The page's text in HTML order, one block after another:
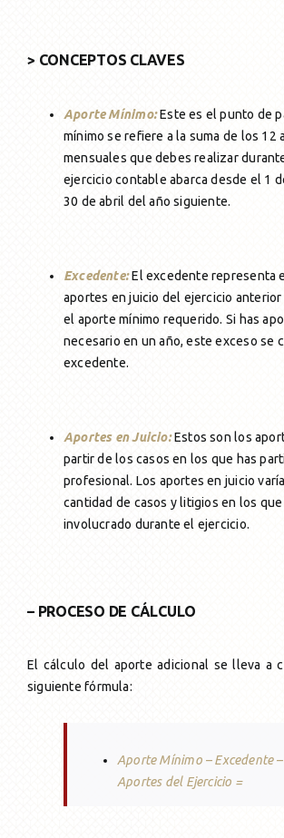
> CONCEPTOS CLAVES
Aporte Mínimo:Este es el punto de
mínimo se refiere a la suma de los 12
mensuales que debes realizar
ejercicio contable abarca desde el 1
30 de abril del año siguiente.
Excedente:El excedente representa
aportes en juicio del ejercicio
el aporte mínimo requerido. Si has
necesario en un año, este exceso se
excedente.
Aportes en Juicio:Estos son los
partir de los casos en los que has
profesional. Los aportes en juicio
cantidad de casos y litigios en los
involucrado durante el ejercicio.
– PROCESO DE CÁLCULO
El cálculo del aporte adicional se lleva a
siguiente fórmula:
Aporte Mínimo – Excedente –
Aportes del Ejercicio =